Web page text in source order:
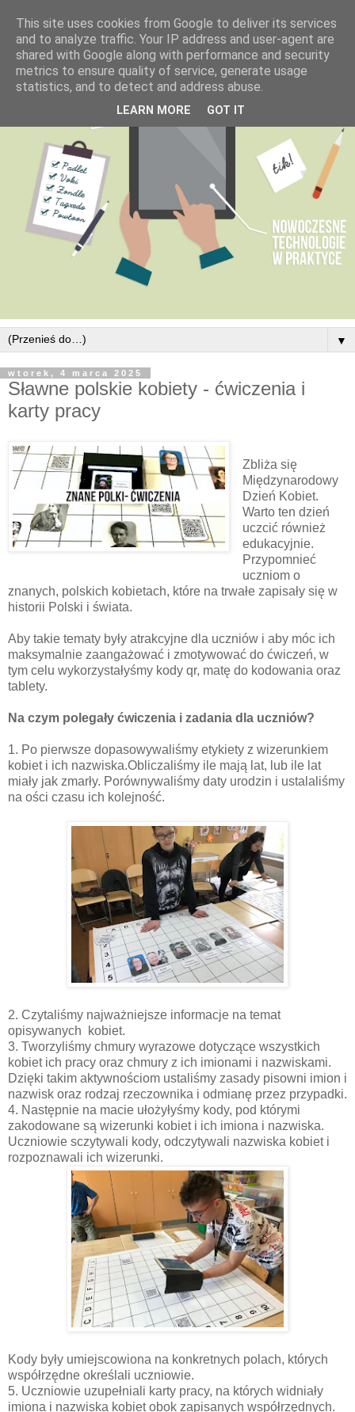
▼
wtorek, 4 marca 2025
Sławne polskie kobiety - ćwiczenia i
karty pracy
Zbliża się
Międzynarodowy
Dzień Kobiet.
Warto ten dzień
uczcić również
edukacyjnie.
Przypomnieć
uczniom o
znanych, polskich kobietach, które na trwałe zapisały się w
historii Polski i świata.
Aby takie tematy były atrakcyjne dla uczniów i aby móc ich
maksymalnie zaangażować i zmotywować do ćwiczeń, w
tym celu wykorzystałyśmy kody qr, matę do kodowania oraz
tablety.
Na czym polegały ćwiczenia i zadania dla uczniów?
1. Po pierwsze dopasowywaliśmy etykiety z wizerunkiem
kobiet i ich nazwiska.Obliczaliśmy ile mają lat, lub ile lat
miały jak zmarły. Porównywaliśmy daty urodzin i ustalaliśmy
na ości czasu ich kolejność.
2. Czytaliśmy najważniejsze informacje na temat
opisywanych kobiet.
3. Tworzyliśmy chmury wyrazowe dotyczące wszystkich
kobiet ich pracy oraz chmury z ich imionami i nazwiskami.
Dzięki takim aktywnościom ustaliśmy zasady pisowni imion i
nazwisk oraz rodzaj rzeczownika i odmianę przez przypadki.
4. Następnie na macie ułożyłyśmy kody, pod którymi
zakodowane są wizerunki kobiet i ich imiona i nazwiska.
Uczniowie sczytywali kody, odczytywali nazwiska kobiet i
rozpoznawali ich wizerunki.
Kody były umiejscowiona na konkretnych polach, których
współrzędne określali uczniowie.
5. Uczniowie uzupełniali karty pracy, na których widniały
imiona i nazwiska kobiet obok zapisanych współrzędnych.
This site uses cookies from Google to deliver its services
and to analyze traffic. Your IP address and user-agent are
shared with Google along with performance and security
metrics to ensure quality of service, generate usage
statistics, and to detect and address abuse.
LEARN MORE GOT IT